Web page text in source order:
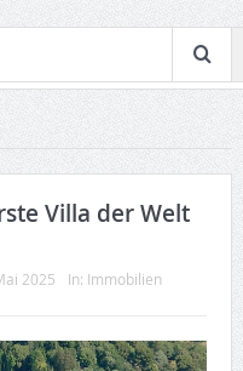
Villa der Welt
2025 In: Immobilien